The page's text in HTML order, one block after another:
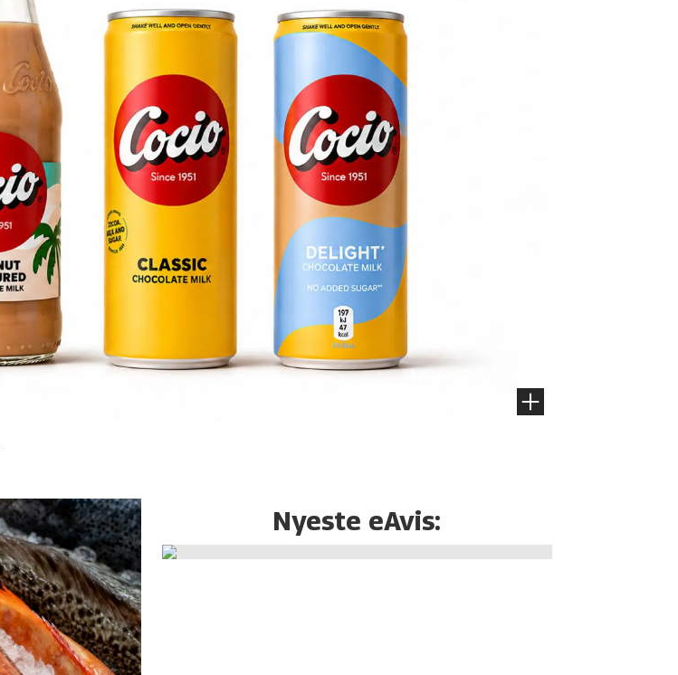
Nyeste eAvis: